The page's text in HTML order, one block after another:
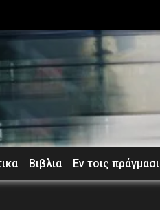
Βιβλια Εν τοις πράγμασι